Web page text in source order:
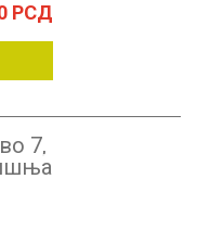
РСД
7,